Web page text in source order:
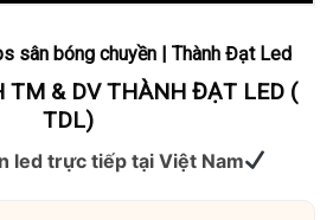
sân bóng chuyền | Thành Đạt Led
TM & DV THÀNH ĐẠT LED (
TDL)
led trực tiếp tại Việt Nam